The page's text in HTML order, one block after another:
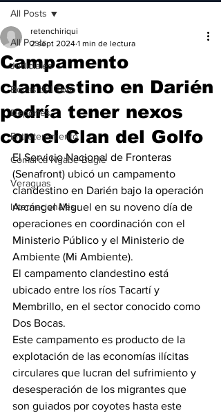
All Posts
Judiciales
Bocas del Toro
Deportes
Entretenimiento
Comarca Ngäbe-Buglé
Veraguas
Internacionales
All Posts
Campamento
clandestino en Darién
podría tener nexos
con el Clan del Golfo
retenchiriqui
2 sept 2024 1 min de lectura
El Servicio Nacional de Fronteras
(Senafront) ubicó un campamento
clandestino en Darién bajo la operación
Arcángel Miguel en su noveno día de
operaciones en coordinación con el
Ministerio Público y el Ministerio de
Ambiente (Mi Ambiente).
El campamento clandestino está
ubicado entre los ríos Tacartí y
Membrillo, en el sector conocido como
Dos Bocas.
Este campamento es producto de la
explotación de las economías ilícitas
circulares que lucran del sufrimiento y
desesperación de los migrantes que
son guiados por coyotes hasta este